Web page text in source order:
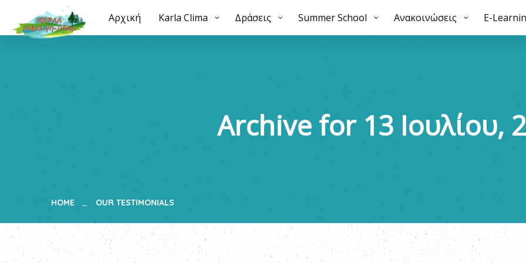
Αρχική Karla Clima Δράσεις Summer School Ανακοινώσεις E-
Αρχική Karla Clima Δράσεις Summer School Ανακοινώσεις E-Learning
Archive for 13 Ιουλίου,
HOME OUR TESTIMONIALS